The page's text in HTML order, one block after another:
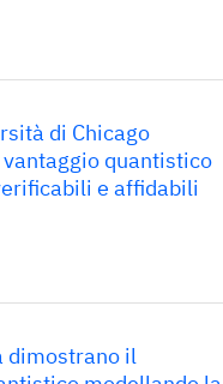
di Chicago
quantistico
e affidabili
dimostrano il